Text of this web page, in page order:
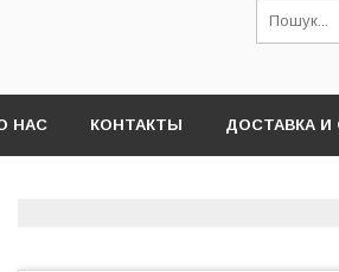
НАС КОНТАКТЫ ДОСТАВКА И